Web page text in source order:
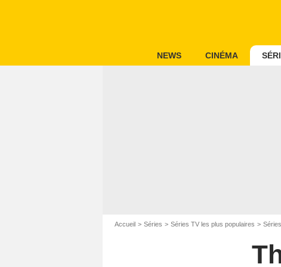
NEWS CINÉMA
Accueil Séries Séries TV les plus populaires